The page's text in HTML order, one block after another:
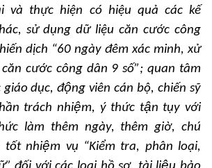
và thực hiện có hiệu quả các kế
sử dụng dữ liệu căn cước công
dịch “60 ngày đêm xác minh, xử
cước công dân 9 số”; quan tâm
dục, động viên cán bộ, chiến sỹ
trách nhiệm, ý thức tận tụy với
làm thêm ngày, thêm giờ, chú
nhiệm vụ “Kiểm tra, phân loại,